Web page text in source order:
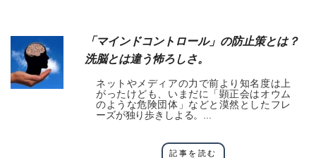
「マインドコントロール」の防止策とは？
洗脳とは違う怖ろしさ。
ネットやメディアの力で前より知名度は上
がったけども、いまだに「顕正会はオウム
のような危険団体」などと漠然としたフレ
ーズが独り歩きしよる。...
記事を読む